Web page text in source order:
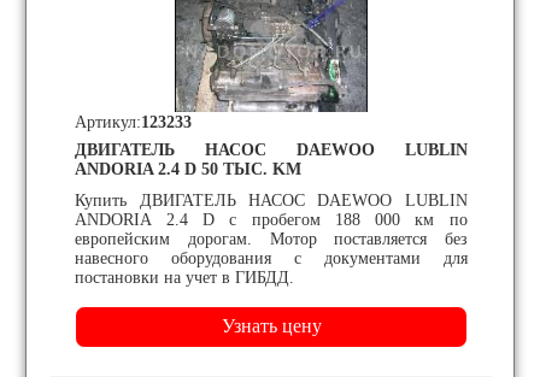
ДВИГАТЕЛЬ НАСОС DAEWOO LUBLIN
ANDORIA 2.4 D 50 ТЫС. KM
Купить ДВИГАТЕЛЬ НАСОС DAEWOO LUBLIN
ANDORIA 2.4 D с пробегом 188 000 км по
европейским дорогам. Мотор поставляется без
навесного оборудования с документами для
постановки на учет в ГИБДД.
Артикул:123233